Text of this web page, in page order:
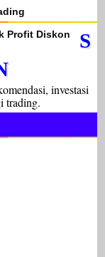
Profit Diskon
S
investasi
trading.